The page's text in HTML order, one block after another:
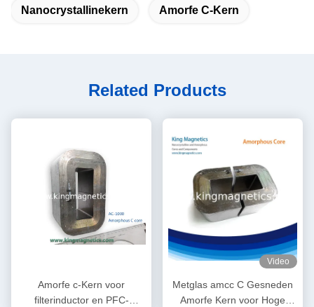
Nanocrystallinekern Amorfe C-Kern
Related Products
Amorfe c-Kern voor
filterinductor en PFC-
Video
Metglas amcc C Gesneden
Amorfe Kern voor Hoge